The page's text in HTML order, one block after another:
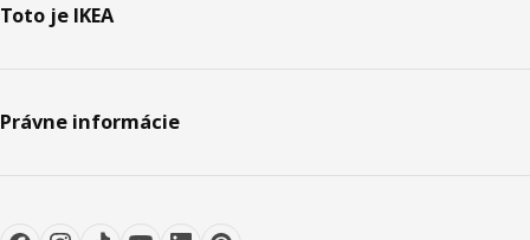
Toto je IKEA
Právne informácie